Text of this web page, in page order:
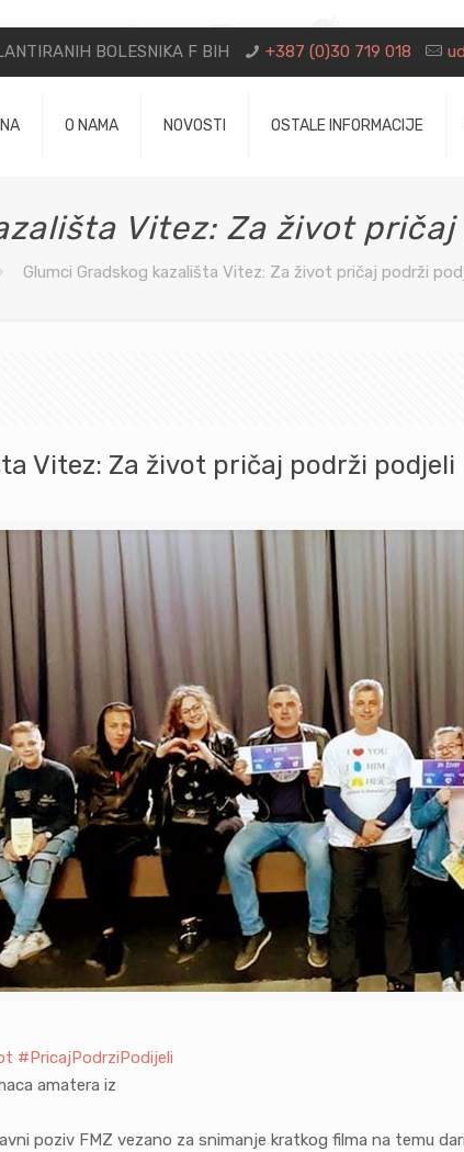
BOLESNIKA F BIH +387 (0)30 719 018
O NAMA NOVOSTI OSTALE INFORMACIJE
Vitez: Za život
Glumci Gradskog kazališta Vitez: Za život pričaj podrži
Vitez: Za život pričaj podrži podjeli
#PricajPodrziPodijeli
amatera iz
poziv FMZ vezano za snimanje kratkog filma na temu